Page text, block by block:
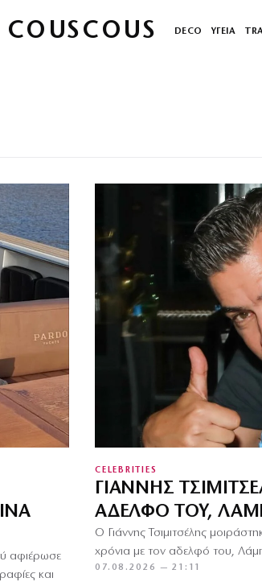
COUSCOUS DECO ΥΓΕΙΑ
αφιέρωσε
και
CELEBRITIES
ΓΙΆΝΝΗΣ
ΑΔΕΛΦΌ ΤΟΥ,
Ο Γιάννης Τσιμιτσέλης
χρόνια με τον αδελφό του,
07.08.2026 — 21:11